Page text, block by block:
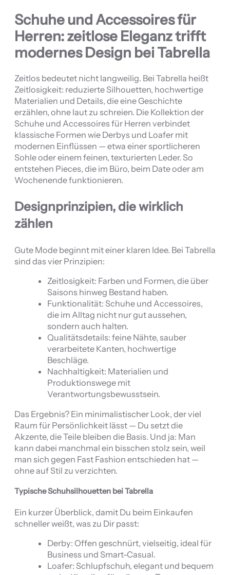
Schuhe und Accessoires für
Herren: zeitlose Eleganz trifft
modernes Design bei Tabrella
Zeitlos bedeutet nicht langweilig. Bei Tabrella heißt
Zeitlosigkeit: reduzierte Silhouetten, hochwertige
Materialien und Details, die eine Geschichte
erzählen, ohne laut zu schreien. Die Kollektion der
Schuhe und Accessoires für Herren verbindet
klassische Formen wie Derbys und Loafer mit
modernen Einflüssen — etwa einer sportlicheren
Sohle oder einem feinen, texturierten Leder. So
entstehen Pieces, die im Büro, beim Date oder am
Wochenende funktionieren.
Designprinzipien, die wirklich
zählen
Gute Mode beginnt mit einer klaren Idee. Bei Tabrella
sind das vier Prinzipien:
Zeitlosigkeit: Farben und Formen, die über
Saisons hinweg Bestand haben.
Funktionalität: Schuhe und Accessoires,
die im Alltag nicht nur gut aussehen,
sondern auch halten.
Qualitätsdetails: feine Nähte, sauber
verarbeitete Kanten, hochwertige
Beschläge.
Nachhaltigkeit: Materialien und
Produktionswege mit
Verantwortungsbewusstsein.
Das Ergebnis? Ein minimalistischer Look, der viel
Raum für Persönlichkeit lässt — Du setzt die
Akzente, die Teile bleiben die Basis. Und ja: Man
kann dabei manchmal ein bisschen stolz sein, weil
man sich gegen Fast Fashion entschieden hat —
ohne auf Stil zu verzichten.
Typische Schuhsilhouetten bei Tabrella
Ein kurzer Überblick, damit Du beim Einkaufen
schneller weißt, was zu Dir passt:
Derby: Offen geschnürt, vielseitig, ideal für
Business und Smart-Casual.
Loafer: Schlupfschuh, elegant und bequem